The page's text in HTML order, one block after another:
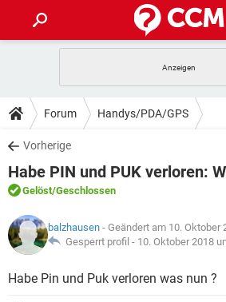
ANDROID IOS
WINDOWS 10
WHATSAPP TIKTOK
FACEBOOK
TIPPS & TRICKS
SPIELE
WINDOWS 10
WHATSAPP
FACEBOOK
DOWNLOADS
SPIELE
ANDROID
WINDOWS 10
WHATSAPP
FACEBOOK
FORUM
SPIELE
ANDROID IOS
LEXIKON
SPIELE
ANDROID IOS
Forum Handys/PDA/GPS
Vorherige
Habe PIN und PUK verloren:
Gelöst/Geschlossen
balzhausen - Geändert am 10. Oktober
Gesperrt profil - 10. Oktober 2018
Habe Pin und Puk verloren was nun ?